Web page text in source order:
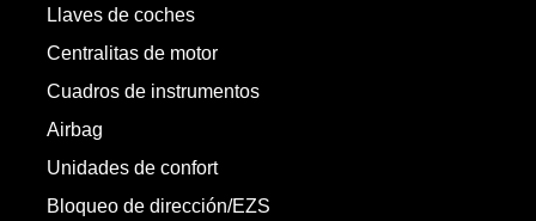
Llaves de coches
Centralitas de motor
Cuadros de instrumentos
Airbag
Unidades de confort
Bloqueo de dirección/EZS